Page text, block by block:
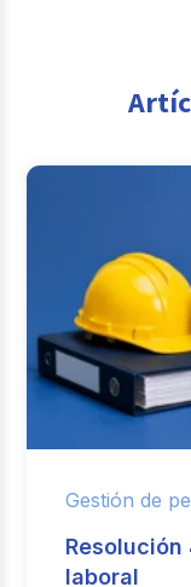
Gestión de
Resolución
laboral